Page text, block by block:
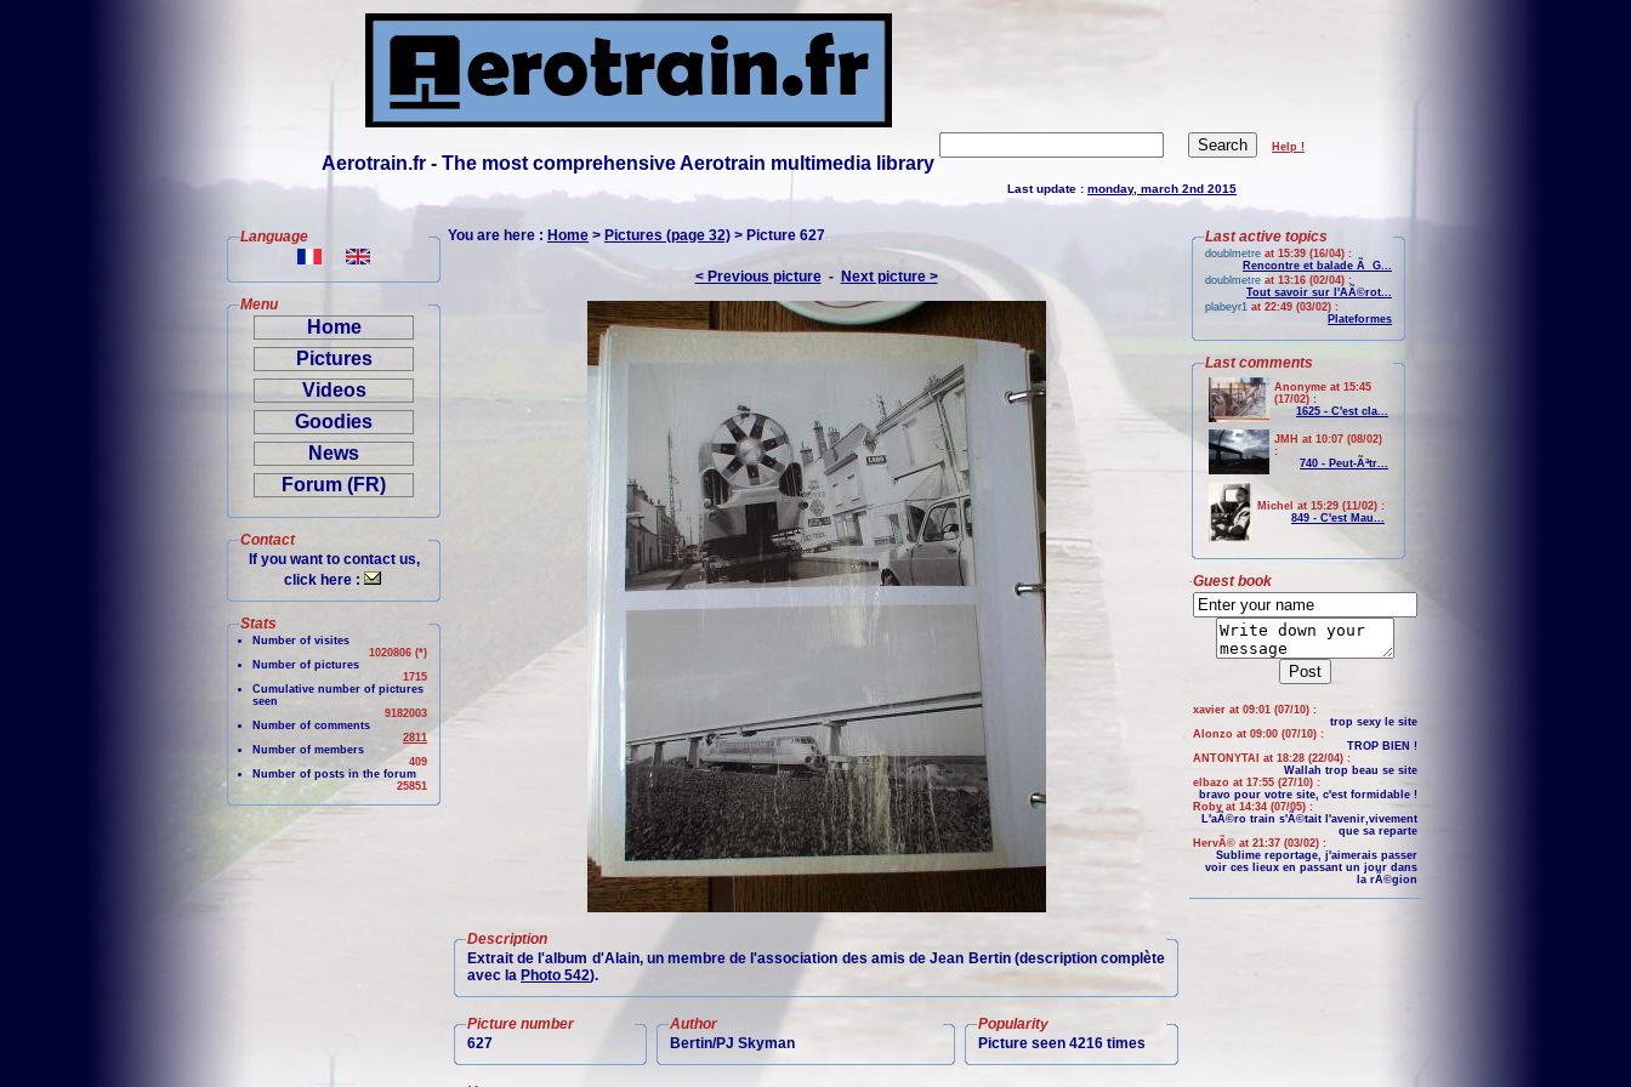
Aerotrain.fr - The most comprehensive Aerotrain multimedia library
Help !
Last update : monday, march 2nd 2015
Language
Menu
Home
Pictures
Videos
Goodies
News
Forum (FR)
Contact
If you want to contact us,
click here :
Stats
Number of visites
1020806 (*)
Number of pictures
1715
Cumulative number of pictures
seen
9182003
Number of comments
2811
Number of members
409
Number of posts in the forum
25851
You are here : Home > Pictures (page 32) > Picture 627
< Previous picture- Next picture >
Description
Extrait de l'album d'Alain, un membre de l'association des amis de Jean Bertin (description complète
avec la Photo 542).
Picture number
627
Author
Bertin/PJ Skyman
Popularity
Picture seen 4216 times
Last active topics
doublmetre at 15:39 (16/04) :
Rencontre et balade Ã G...
doublmetre at 13:16 (02/04) :
Tout savoir sur l'AÃ©rot...
plabeyr1 at 22:49 (03/02) :
Plateformes
Last comments
Anonyme at 15:45
(17/02) :
1625 - C'est cla...
JMH at 10:07 (08/02)
:
740 - Peut-Ãªtr...
Michel at 15:29 (11/02) :
849 - C'est Mau...
Guest book
xavier at 09:01 (07/10) :
trop sexy le site
Alonzo at 09:00 (07/10) :
TROP BIEN !
ANTONYTAI at 18:28 (22/04) :
Wallah trop beau se site
elbazo at 17:55 (27/10) :
bravo pour votre site, c'est formidable !
Roby at 14:34 (07/05) :
L'aÃ©ro train s'Ã©tait l'avenir,vivement
que sa reparte
HervÃ© at 21:37 (03/02) :
Sublime reportage, j'aimerais passer
voir ces lieux en passant un jour dans
la rÃ©gion